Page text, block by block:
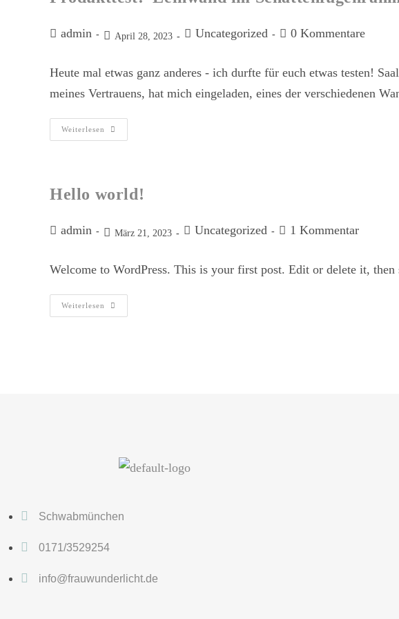
admin April 28, 2023 Uncategorized 0 Kommentare
Heute mal etwas ganz anderes - ich durfte für euch etwas testen!
meines Vertrauens, hat mich eingeladen, eines der verschiedenen
Weiterlesen
Hello world!
admin März 21, 2023 Uncategorized 1 Kommentar
Welcome to WordPress. This is your first post. Edit or delete it,
Weiterlesen
Schwabmünchen
0171/3529254
info@frauwunderlicht.de